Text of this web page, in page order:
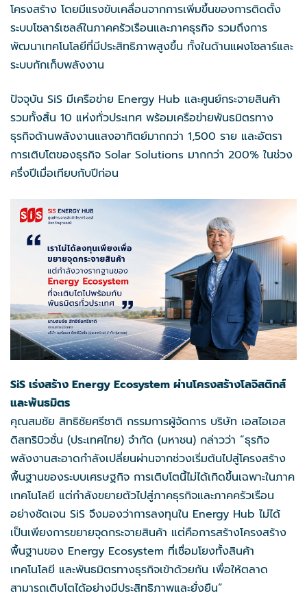
โครงสร้าง โดยมีแรงขับเคลื่อนจากการเพิ่มขึ้นของการติดตั้ง
ระบบโซลาร์เซลล์ในภาคครัวเรือนและภาคธุรกิจ รวมถึงการ
พัฒนาเทคโนโลยีที่มีประสิทธิภาพสูงขึ้น ทั้งในด้านแผงโซลาร์และ
ระบบกักเก็บพลังงาน
ปัจจุบัน SiS มีเครือข่าย Energy Hub และศูนย์กระจายสินค้า
รวมทั้งสิ้น 10 แห่งทั่วประเทศ พร้อมเครือข่ายพันธมิตรทาง
ธุรกิจด้านพลังงานแสงอาทิตย์มากกว่า 1,500 ราย และอัตรา
การเติบโตของธุรกิจ Solar Solutions มากกว่า 200% ในช่วง
ครึ่งปีเมื่อเทียบกับปีก่อน
SiS เร่งสร้าง Energy Ecosystem ผ่านโครงสร้างโลจิสติกส์
และพันธมิตร
คุณสมชัย สิทธิชัยศรีชาติ กรรมการผู้จัดการ บริษัท เอสไอเอส
ดิสทริบิวชั่น (ประเทศไทย) จำกัด (มหาชน) กล่าวว่า “ธุรกิจ
พลังงานสะอาดกำลังเปลี่ยนผ่านจากช่วงเริ่มต้นไปสู่โครงสร้าง
พื้นฐานของระบบเศรษฐกิจ การเติบโตนี้ไม่ได้เกิดขึ้นเฉพาะในภาค
เทคโนโลยี แต่กำลังขยายตัวไปสู่ภาคธุรกิจและภาคครัวเรือน
อย่างชัดเจน SiS จึงมองว่าการลงทุนใน Energy Hub ไม่ได้
เป็นเพียงการขยายจุดกระจายสินค้า แต่คือการสร้างโครงสร้าง
พื้นฐานของ Energy Ecosystem ที่เชื่อมโยงทั้งสินค้า
เทคโนโลยี และพันธมิตรทางธุรกิจเข้าด้วยกัน เพื่อให้ตลาด
สามารถเติบโตได้อย่างมีประสิทธิภาพและยั่งยืน”